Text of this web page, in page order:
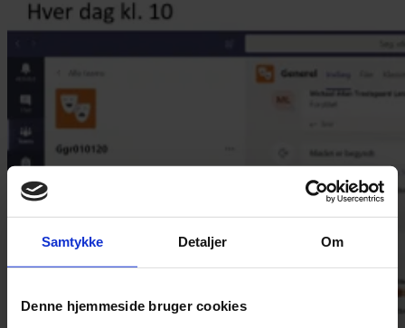
Samtykke Detaljer Om
Denne hjemmeside bruger cookies